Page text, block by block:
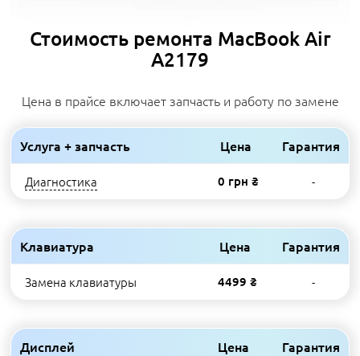
Стоимость ремонта MacBook Air
A2179
Цена в прайсе включает запчасть и работу по замене
Услуга + запчасть Цена Гарантия
Диагностика 0 грн ₴ -
Клавиатура Цена Гарантия
Замена клавиатуры 4499 ₴ -
Дисплей Цена Гарантия